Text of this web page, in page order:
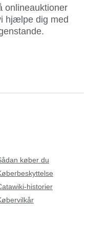
onlineauktioner
hjælpe dig med
køber du
historier